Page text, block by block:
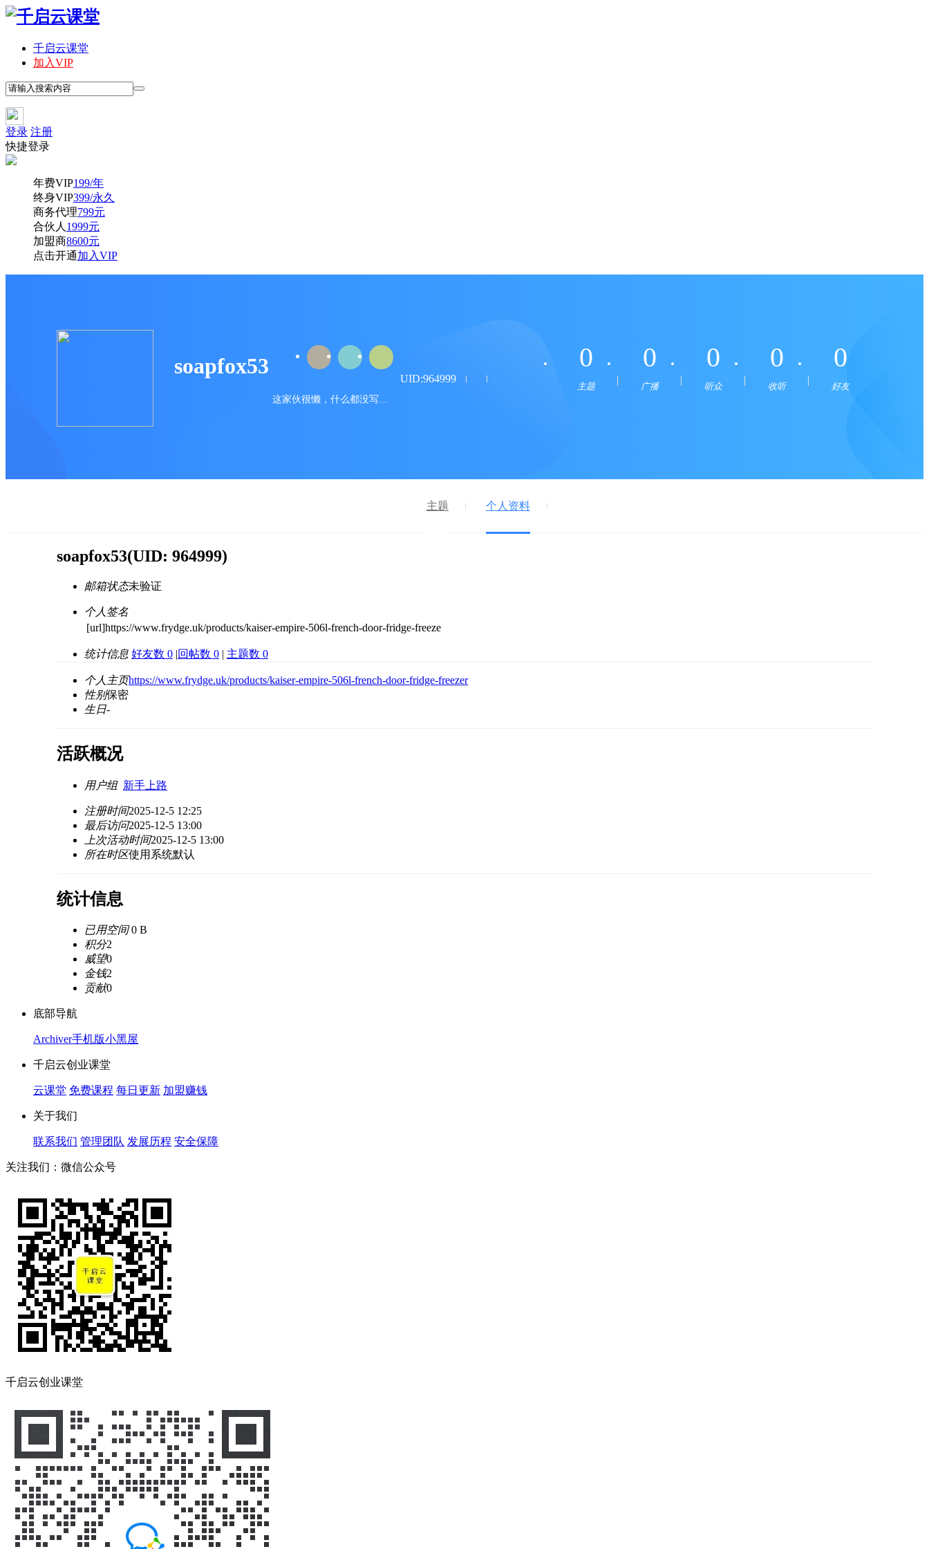
千启云课堂
加入VIP
登录 注册
快捷登录
年费VIP199/年
终身VIP399/永久
商务代理799元
合伙人 1999元
加盟商8600元
点击开通加入VIP
soapfox53 UID:964999
这家伙很懒，什么都没写...
0
主题
0
广播
0
听众
0
收听
0
好友
主题 个人资料
soapfox53(UID: 964999)
邮箱状态未验证
个人签名
[url]https://www.frydge.uk/products/kaiser-empire-506l-french-door-fridge-freeze
统计信息 好友数 0 |回帖数 0 | 主题数 0
个人主页https://www.frydge.uk/products/kaiser-empire-506l-french-door-fridge-freezer
性别保密
生日-
活跃概况
用户组 新手上路
注册时间2025-12-5 12:25
最后访问2025-12-5 13:00
上次活动时间2025-12-5 13:00
所在时区使用系统默认
统计信息
已用空间0 B
积分2
威望0
金钱2
贡献0
底部导航
Archiver手机版小黑屋
千启云创业课堂
云课堂 免费课程 每日更新 加盟赚钱
关于我们
联系我们 管理团队 发展历程 安全保障
关注我们：微信公众号
千启云创业课堂